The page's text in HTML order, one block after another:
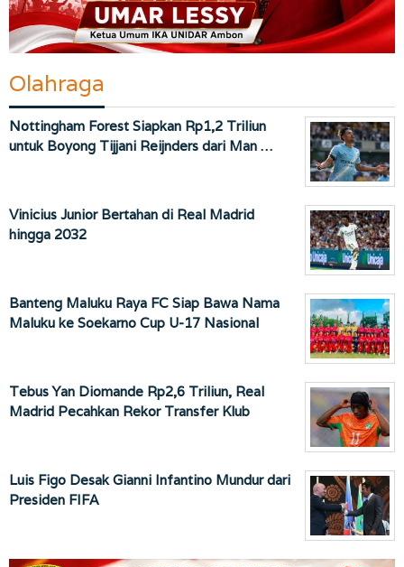
Olahraga
Nottingham Forest Siapkan Rp1,2 Triliun
untuk Boyong Tijjani Reijnders dari Man …
Vinicius Junior Bertahan di Real Madrid
hingga 2032
Banteng Maluku Raya FC Siap Bawa Nama
Maluku ke Soekarno Cup U-17 Nasional
Tebus Yan Diomande Rp2,6 Triliun, Real
Madrid Pecahkan Rekor Transfer Klub
Luis Figo Desak Gianni Infantino Mundur dari
Presiden FIFA